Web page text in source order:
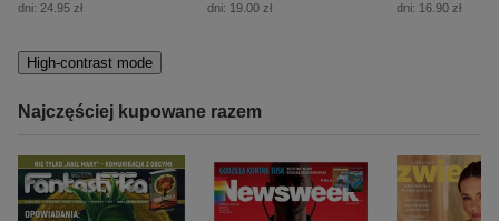
dni: 24.95 zł
dni: 19.00 zł
dni: 16.90 zł
High-contrast mode
Najczęściej kupowane razem